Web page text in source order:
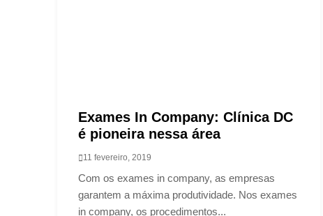
Exames In Company: Clínica DC
é pioneira nessa área
11 fevereiro, 2019
Com os exames in company, as empresas
garantem a máxima produtividade. Nos exames
in company, os procedimentos...